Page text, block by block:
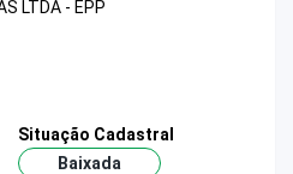
LTDA - EPP
Situação Cadastral
Baixada